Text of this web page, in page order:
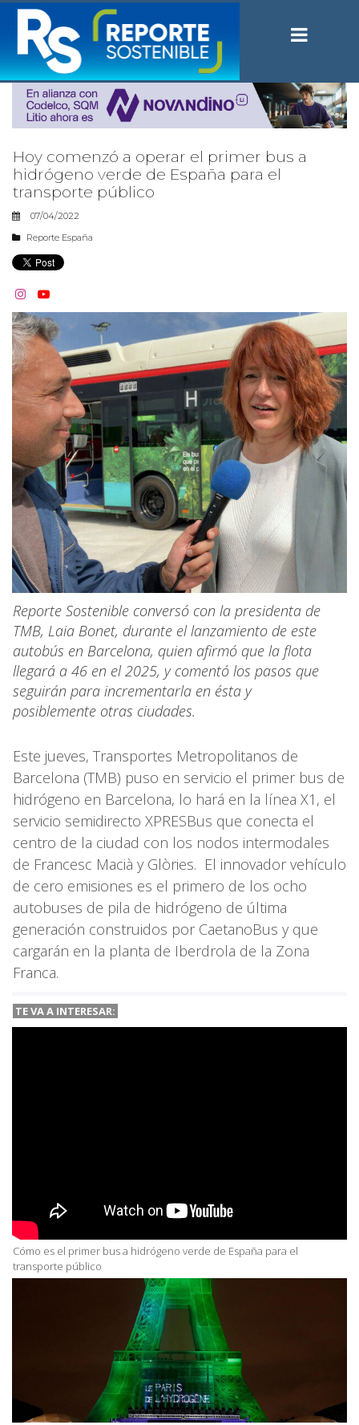
Hoy comenzó a operar el primer bus a
hidrógeno verde de España para el
transporte público
07/04/2022
Reporte España
 
Reporte Sostenible conversó con la presidenta de
TMB, Laia Bonet, durante el lanzamiento de este
autobús en Barcelona, quien afirmó que la flota
llegará a 46 en el 2025, y comentó los pasos que
seguirán para incrementarla en ésta y
posiblemente otras ciudades.
Este jueves, Transportes Metropolitanos de
Barcelona (TMB) puso en servicio el primer bus de
hidrógeno en Barcelona, lo hará en la línea X1, el
servicio semidirecto XPRESBus que conecta el
centro de la ciudad con los nodos intermodales
de Francesc Macià y Glòries. El innovador vehículo
de cero emisiones es el primero de los ocho
autobuses de pila de hidrógeno de última
generación construidos por CaetanoBus y que
cargarán en la planta de Iberdrola de la Zona
Franca.
TE VA A INTERESAR:
Cómo es el primer bus a hidrógeno verde de España para el
transporte público